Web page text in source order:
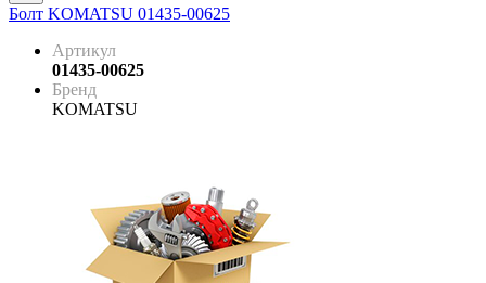
Болт KOMATSU 01435-00625
Артикул
01435-00625
Бренд
KOMATSU